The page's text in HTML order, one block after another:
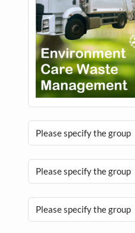
Please specify the group
Please specify the group
Please specify the group